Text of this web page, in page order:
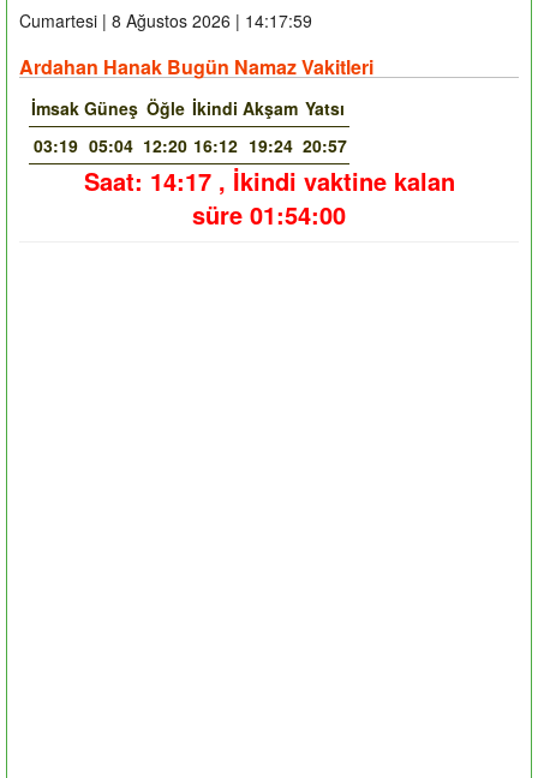
Cumartesi | 8 Ağustos 2026 | 14:18:00
Ardahan Hanak Bugün Namaz Vakitleri
İmsak
03:19
Güneş
05:04
Öğle
12:20
İkindi
16:12
Akşam
19:24
Yatsı
20:57
Saat: 14:17, İkindi vaktine kalan
süre 01:54:00